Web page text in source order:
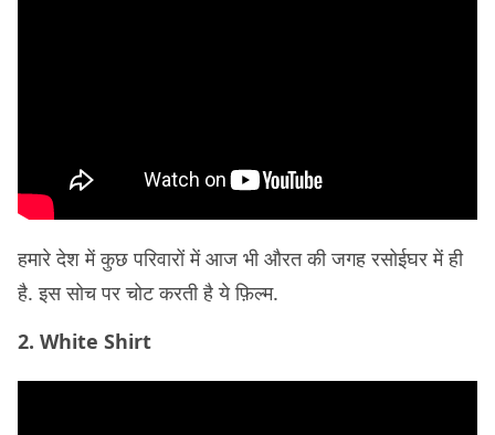
हमारे देश में कुछ परिवारों में आज भी औरत की जगह रसोईघर में ही
है. इस सोच पर चोट करती है ये फ़िल्म.
2. White Shirt